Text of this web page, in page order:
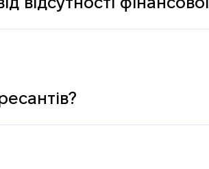
відсутності фінансової